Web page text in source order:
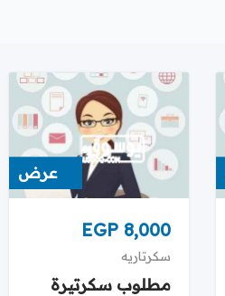
عرض
EGP 8,000
سكرتاريه
مطلوب سكرتيرة